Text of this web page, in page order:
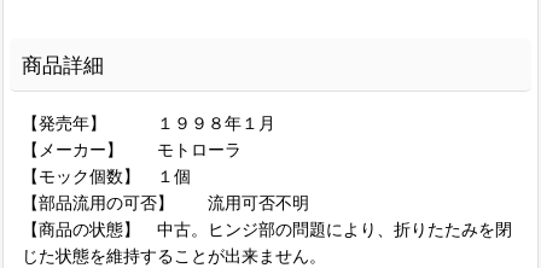
商品詳細
【発売年】 １９９８年１月
【メーカー】 モトローラ
【モック個数】 １個
【部品流用の可否】 流用可否不明
【商品の状態】 中古。ヒンジ部の問題により、折りたたみを閉
じた状態を維持することが出来ません。